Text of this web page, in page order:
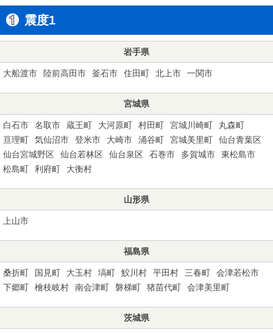
震度1
岩手県
大船渡市 陸前高田市 釜石市 住田町 北上市 一関市
宮城県
白石市 名取市 蔵王町 大河原町 村田町 宮城川崎町
丸森町
亘理町
気仙沼市 登米市 大崎市 涌谷町 宮城美里町
仙台青葉区
仙台宮城野区
仙台若林区 仙台泉区 石巻市 多賀城市
東松島市
松島町
利府町 大衡村
山形県
上山市
福島県
桑折町 国見町 大玉村 塙町 鮫川村 平田村 三春町
会津若松市
下郷町
檜枝岐村 南会津町 磐梯町 猪苗代町 会津美里町
茨城県